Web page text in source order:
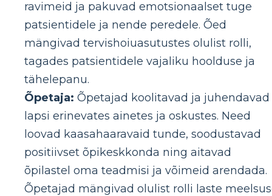
ravimeid ja pakuvad emotsionaalset tuge
patsientidele ja nende peredele. Õed
mängivad tervishoiuasutustes olulist rolli,
tagades patsientidele vajaliku hoolduse ja
tähelepanu.
Õpetaja: Õpetajad koolitavad ja juhendavad
lapsi erinevates ainetes ja oskustes. Need
loovad kaasahaaravaid tunde, soodustavad
positiivset õpikeskkonda ning aitavad
õpilastel oma teadmisi ja võimeid arendada.
Õpetajad mängivad olulist rolli laste